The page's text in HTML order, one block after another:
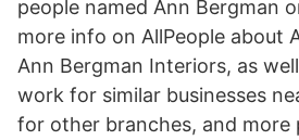
people named Ann Bergman
more info on AllPeople about
Ann Bergman Interiors, as
work for similar businesses
for other branches, and more